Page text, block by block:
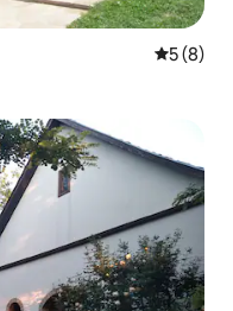
5 (8)